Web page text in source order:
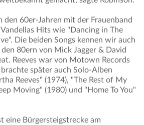
den 60er-Jahren mit der Frauenband
Hits wie "Dancing in The
Die beiden Songs kennen wir auch
80ern von Mick Jagger & David
Reeves war von Motown Records
später auch Solo-Alben
Reeves" (1974), "The Rest of My
Moving" (1980) und "Home To You"
eine Bürgersteigstrecke am